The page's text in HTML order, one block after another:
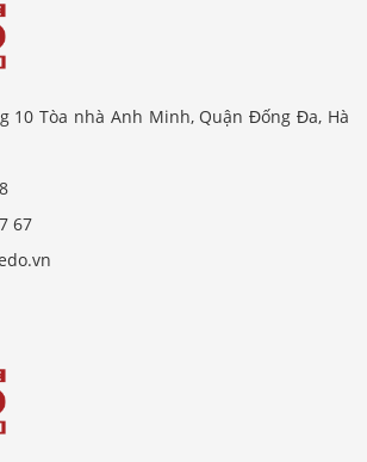
10 Tòa nhà Anh Minh, Quận Đống Đa, Hà
67